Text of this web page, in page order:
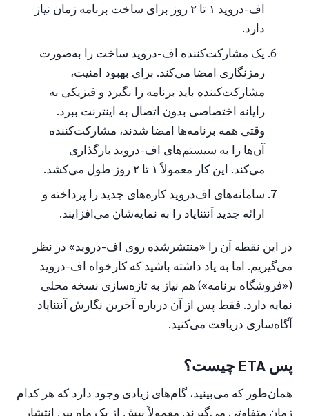
اف-دروید ۱ تا ۲ روز برای ساخت برنامه زمان نیاز
دارد.
یک مشارکت‌کننده اف-دروید ساخت را به‌صورت
رمزنگاری امضا می‌کند. برای بهبود امنیت،
مشارکت‌کننده باید برنامه را بگیرد و فیزیکی به
رایانه اختصاصی بدون اتصال به اینترنت ببرد.
وقتی همه برنامه‌ها امضا شدند، مشارکت‌کننده
آن‌ها را به سیستم‌های اف-دروید بارگذاری
می‌کند. این کار معمولاً ۱ تا ۲ روز طول می‌کشد.
سامانه‌های اف‌دروید کاره‌های جدید را پرداخته و
ارائه جدید آنتناپاد را به نمایه‌شان می‌افزایند.
در این نقطه آن را «منتشرشده روی اف-دروید» در نظر
می‌گیریم. اما به یاد داشته باشید که کارخواه اف-دروید
(«فروشگاه برنامه») هم نیاز به تازه‌سازی نسخه محلی
نمایه دارد. فقط پس از آن درباره آخرین نگارش آنتناپاد
آگاه‌سازی دریافت می‌کنید.
پس ETA چیست؟
همان‌طور که می‌بینید، گام‌های زیادی وجود دارد که هر کدام
زمان متفاوتی می‌گیرند. معمولاً بیش از یک ماه بین انتشار